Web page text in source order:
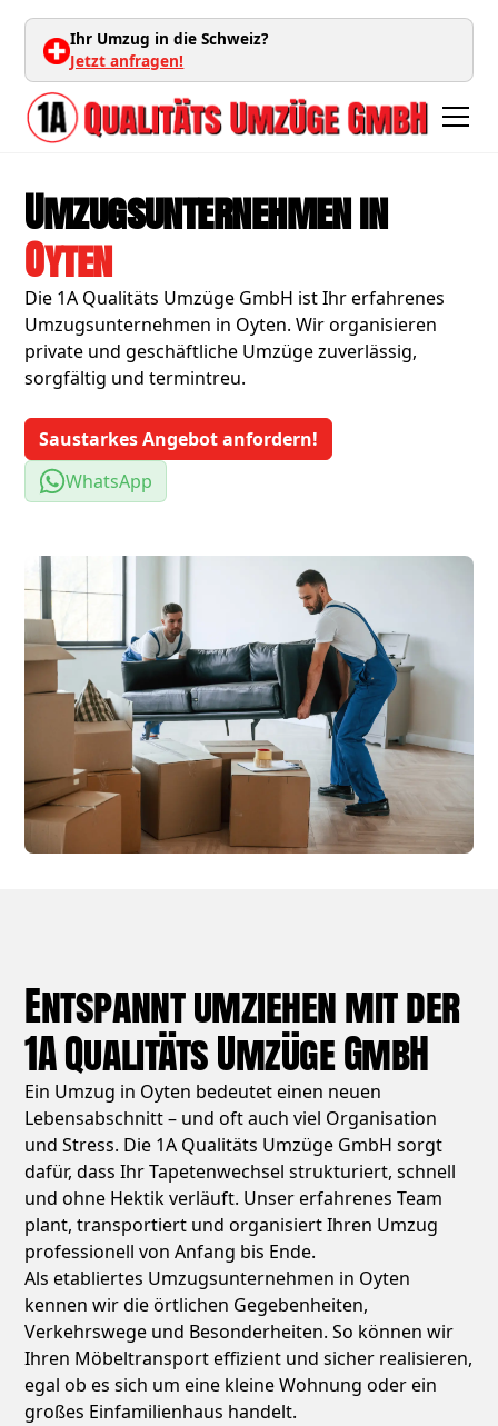
Ihr Umzug in die Schweiz?
Jetzt anfragen!
Umzugsunternehmen in
Oyten
Die 1A Qualitäts Umzüge GmbH ist Ihr erfahrenes
Umzugsunternehmen in Oyten. Wir organisieren
private und geschäftliche Umzüge zuverlässig,
sorgfältig und termintreu.
Saustarkes Angebot anfordern!
WhatsApp
Entspannt umziehen mit der
1A Qualitäts Umzüge GmbH
Ein Umzug in Oyten bedeutet einen neuen
Lebensabschnitt – und oft auch viel Organisation
und Stress. Die 1A Qualitäts Umzüge GmbH sorgt
dafür, dass Ihr Tapetenwechsel strukturiert, schnell
und ohne Hektik verläuft. Unser erfahrenes Team
plant, transportiert und organisiert Ihren Umzug
professionell von Anfang bis Ende.
Als etabliertes Umzugsunternehmen in Oyten
kennen wir die örtlichen Gegebenheiten,
Verkehrswege und Besonderheiten. So können wir
Ihren Möbeltransport effizient und sicher realisieren,
egal ob es sich um eine kleine Wohnung oder ein
großes Einfamilienhaus handelt.